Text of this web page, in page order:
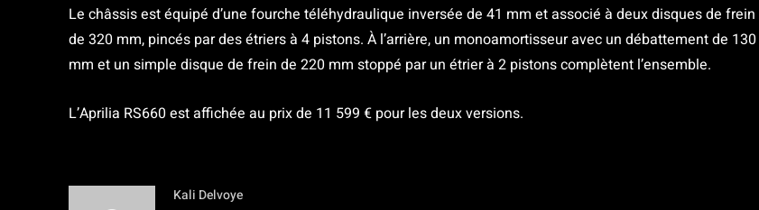
Le châssis est équipé d’une fourche téléhydraulique inversée de 41 mm et associé à deux disques de frein
de 320 mm, pincés par des étriers à 4 pistons. À l’arrière, un monoamortisseur avec un débattement de 130
mm et un simple disque de frein de 220 mm stoppé par un étrier à 2 pistons complètent l’ensemble.
L’Aprilia RS660 est affichée au prix de 11 599 € pour les deux versions.
Kali Delvoye